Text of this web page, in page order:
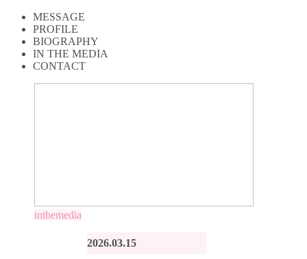
MESSAGE
PROFILE
BIOGRAPHY
IN THE MEDIA
CONTACT
inthemedia
2026.03.15